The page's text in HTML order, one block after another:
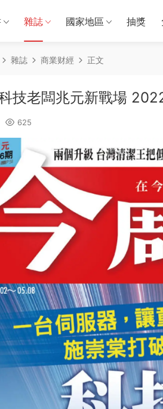
雜誌 國家地區 抽獎
雜誌 商業财經 正文
技老闆兆元新戰場
625